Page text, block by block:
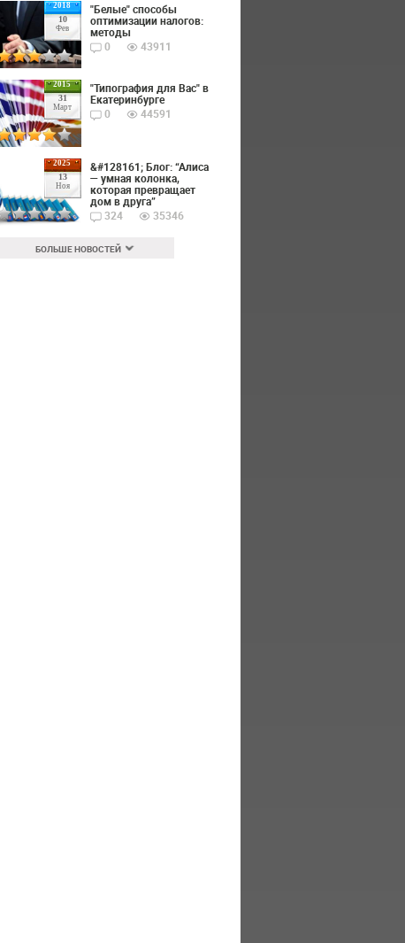
2018
10
Фев
"Белые" способы
оптимизации налогов:
методы
0
43911
2015
31
Март
"Типография для Вас" в
Екатеринбурге
0
44591
2025
13
Ноя
&#128161; Блог: “Алиса
— умная колонка,
которая превращает
дом в друга”
324
35346
БОЛЬШЕ НОВОСТЕЙ